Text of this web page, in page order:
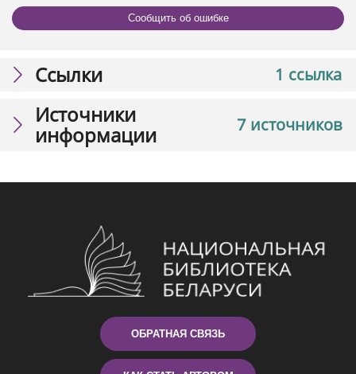
Сообщить об ошибке
1 ссылка
Ссылки
7 источников
Источники
информации
ОБРАТНАЯ СВЯЗЬ